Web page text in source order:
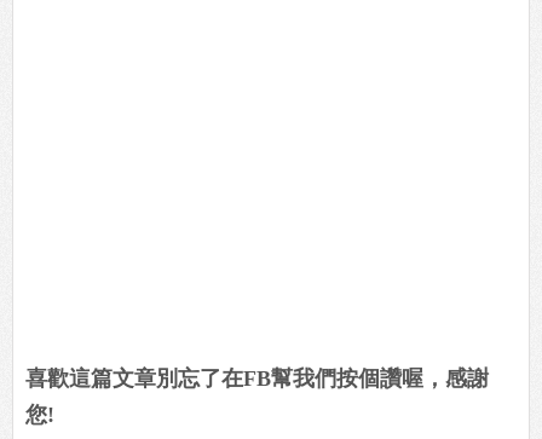
喜歡這篇文章別忘了在FB幫我們按個讚喔，感謝
您!